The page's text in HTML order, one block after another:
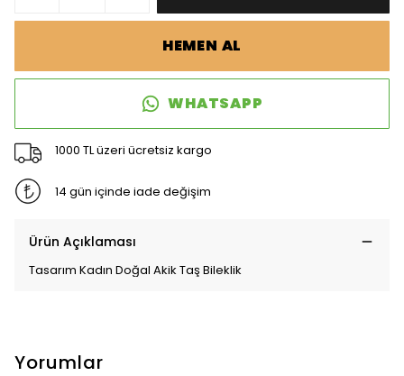
HEMEN AL
WHATSAPP
1000 TL üzeri ücretsiz kargo
14 gün içinde iade değişim
Ürün Açıklaması
Tasarım Kadın Doğal Akik Taş Bileklik
Yorumlar